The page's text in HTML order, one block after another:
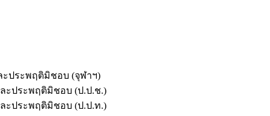
ะประพฤติมิชอบ (จุฬาฯ)
ะประพฤติมิชอบ (ป.ป.ช.)
ะประพฤติมิชอบ (ป.ป.ท.)